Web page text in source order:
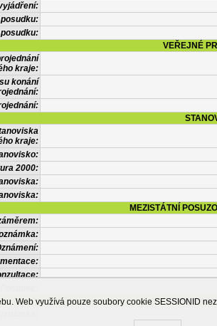
VEŘEJNÉ
kraje:
konání
kraje:
2000:
MEZISTÁTNÍ
OSTATNÍ
Web využívá pouze soubory cookie SESSIONID